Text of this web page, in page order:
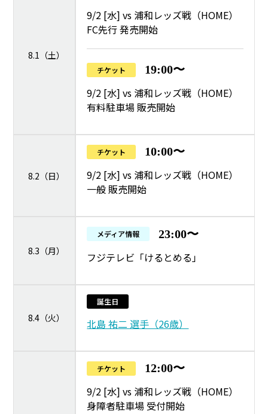
8.1（土）
9/2 [水] vs 浦和レッズ戦（HOME）
FC先行 発売開始
チケット 19:00〜
9/2 [水] vs 浦和レッズ戦（HOME）
有料駐車場 販売開始
8.2（日）
チケット 10:00〜
9/2 [水] vs 浦和レッズ戦（HOME）
一般 販売開始
8.3（月）
メディア情報 23:00〜
フジテレビ「けるとめる」
8.4（火）
誕生日
北島 祐二 選手（26歳）
チケット 12:00〜
9/2 [水] vs 浦和レッズ戦（HOME）
身障者駐車場 受付開始